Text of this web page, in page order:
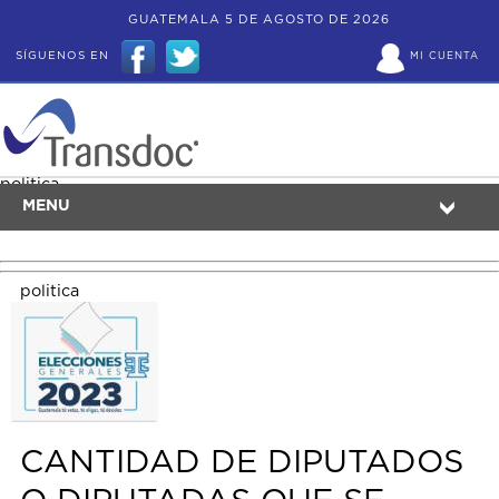
GUATEMALA 5 DE AGOSTO DE 2026
MI CUENTA
SÍGUENOS EN
MENU
politica
politica
CANTIDAD DE DIPUTADOS